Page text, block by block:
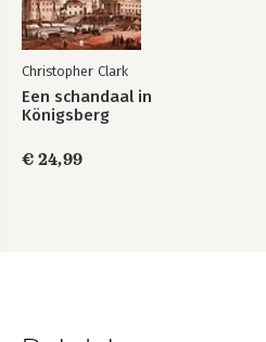
Christopher Clark
Een schandaal in
Königsberg
€ 24,99